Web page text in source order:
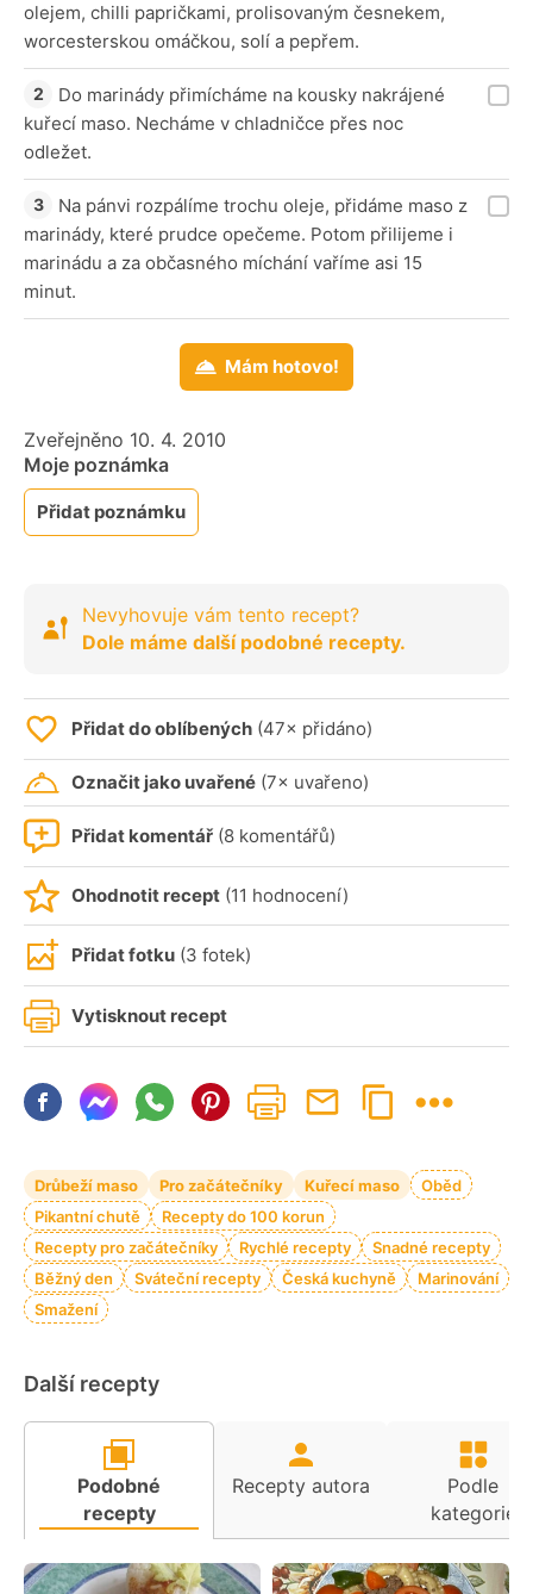
olejem, chilli papričkami, prolisovaným česnekem,
worcesterskou omáčkou, solí a pepřem.
Do marinády přimícháme na kousky nakrájené
kuřecí maso. Necháme v chladničce přes noc
odležet.
Na pánvi rozpálíme trochu oleje, přidáme maso z
marinády, které prudce opečeme. Potom přilijeme i
marinádu a za občasného míchání vaříme asi 15
minut.
Mám hotovo!
Zveřejněno 10. 4. 2010
Moje poznámka
Přidat poznámku
Nevyhovuje vám tento recept?
Dole máme další podobné recepty.
Přidat do oblíbených (47× přidáno)
Označit jako uvařené (7× uvařeno)
Přidat komentář (8 komentářů)
Ohodnotit recept (11 hodnocení)
Přidat fotku (3 fotek)
Vytisknout recept
Drůbeží maso Pro začátečníky Kuřecí maso
Oběd
Pikantní chutě
Recepty do 100 korun
Recepty pro začátečníky
Rychlé recepty
Snadné recepty
Běžný den
Sváteční recepty Česká kuchyně
Marinování
Smažení
Další recepty
Podobné
recepty
Recepty autora
Podle
kategorie